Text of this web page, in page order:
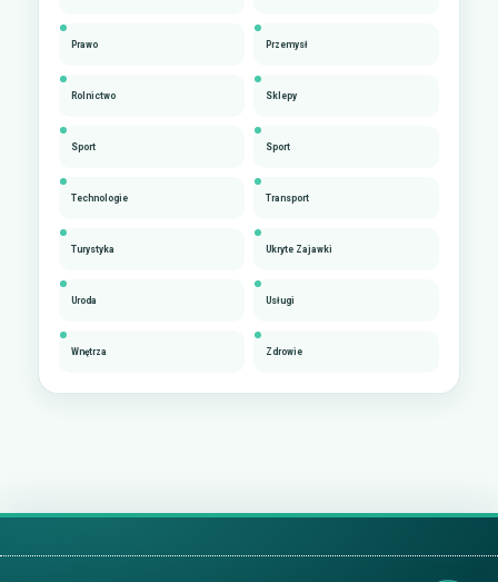
Prawo Przemysł
Rolnictwo Sklepy
Sport Sport
Technologie Transport
Turystyka Ukryte Zajawki
Uroda Usługi
Wnętrza Zdrowie